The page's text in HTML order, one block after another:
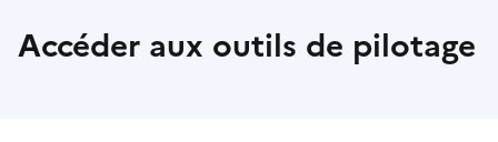
Accéder aux outils de pilotage